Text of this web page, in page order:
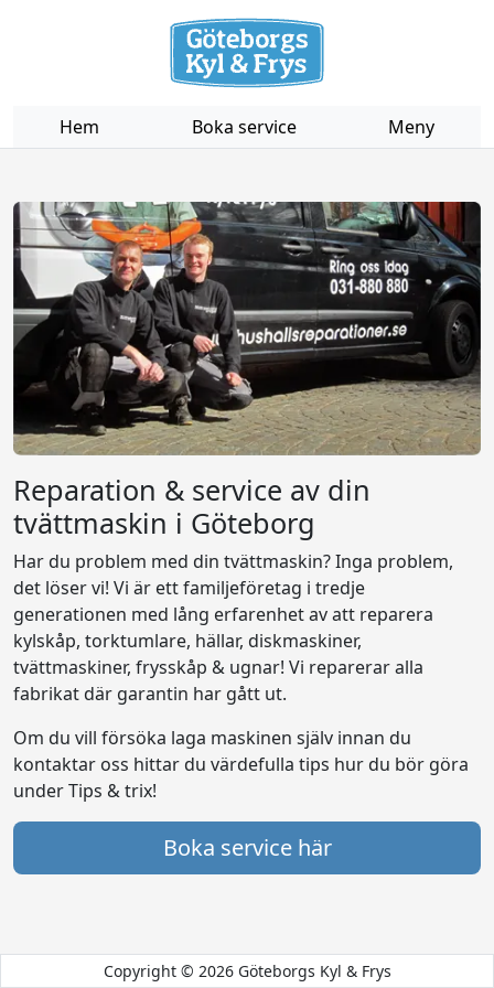
Hem Boka service Meny
Reparation & service av din
tvättmaskin i Göteborg
Har du problem med din tvättmaskin? Inga problem,
det löser vi! Vi är ett familjeföretag i tredje
generationen med lång erfarenhet av att reparera
kylskåp, torktumlare, hällar, diskmaskiner,
tvättmaskiner, frysskåp & ugnar! Vi reparerar alla
fabrikat där garantin har gått ut.
Om du vill försöka laga maskinen själv innan du
kontaktar oss hittar du värdefulla tips hur du bör göra
under Tips & trix!
Boka service här
Copyright © 2026 Göteborgs Kyl & Frys